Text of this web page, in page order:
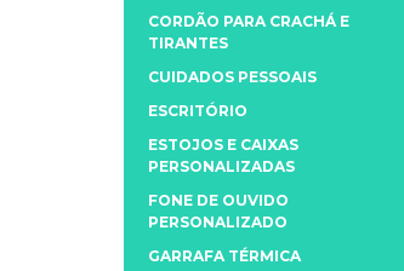
CORDÃO PARA CRACHÁ E
TIRANTES
CUIDADOS PESSOAIS
ESCRITÓRIO
ESTOJOS E CAIXAS
PERSONALIZADAS
FONE DE OUVIDO
PERSONALIZADO
GARRAFA TÉRMICA